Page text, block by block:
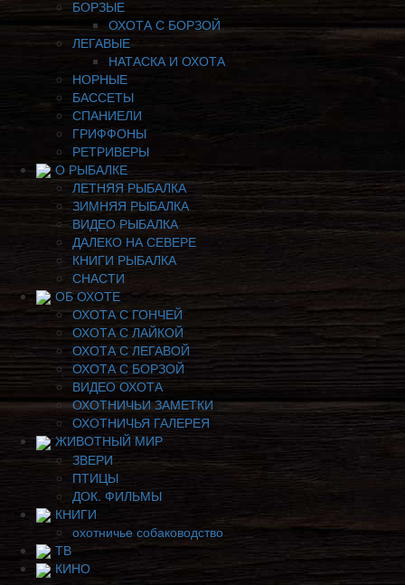
БОРЗЫЕ
ОХОТА С БОРЗОЙ
ЛЕГАВЫЕ
НАТАСКА И ОХОТА
НОРНЫЕ
БАССЕТЫ
СПАНИЕЛИ
ГРИФФОНЫ
РЕТРИВЕРЫ
О РЫБАЛКЕ
ЛЕТНЯЯ РЫБАЛКА
ЗИМНЯЯ РЫБАЛКА
ВИДЕО РЫБАЛКА
ДАЛЕКО НА СЕВЕРЕ
КНИГИ РЫБАЛКА
СНАСТИ
ОБ ОХОТЕ
ОХОТА С ГОНЧЕЙ
ОХОТА С ЛАЙКОЙ
ОХОТА С ЛЕГАВОЙ
ОХОТА С БОРЗОЙ
ВИДЕО ОХОТА
ОХОТНИЧЬИ ЗАМЕТКИ
ОХОТНИЧЬЯ ГАЛЕРЕЯ
ЖИВОТНЫЙ МИР
ЗВЕРИ
ПТИЦЫ
ДОК. ФИЛЬМЫ
КНИГИ
охотничье собаководство
ТВ
КИНО